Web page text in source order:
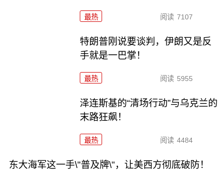
最热 阅读 7107
特朗普刚说要谈判，伊朗又是反
手就是一巴掌！
最热 阅读 5955
泽连斯基的“清场行动”与乌克兰的
末路狂飙！
最热 阅读 4484
东大海军这一手\"普及牌\"，让美西方彻底破防！